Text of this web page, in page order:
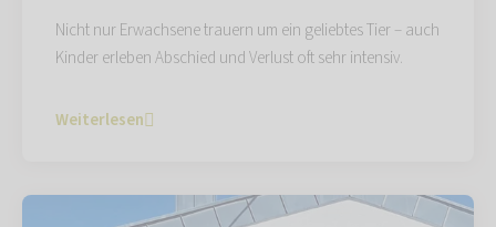
Nicht nur Erwachsene trauern um ein geliebtes Tier – auch
Kinder erleben Abschied und Verlust oft sehr intensiv.
Weiterlesen